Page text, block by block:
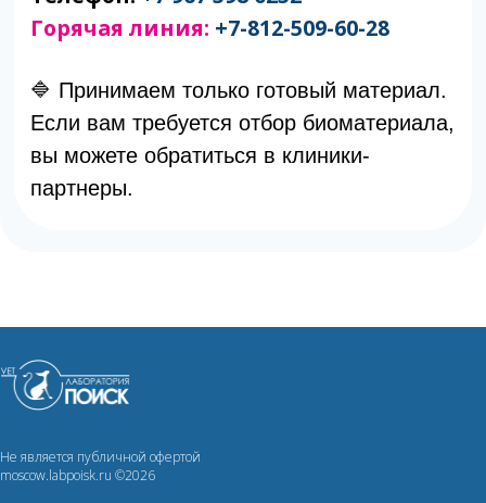
Не является публичной офертой
moscow.labpoisk.ru ©2026